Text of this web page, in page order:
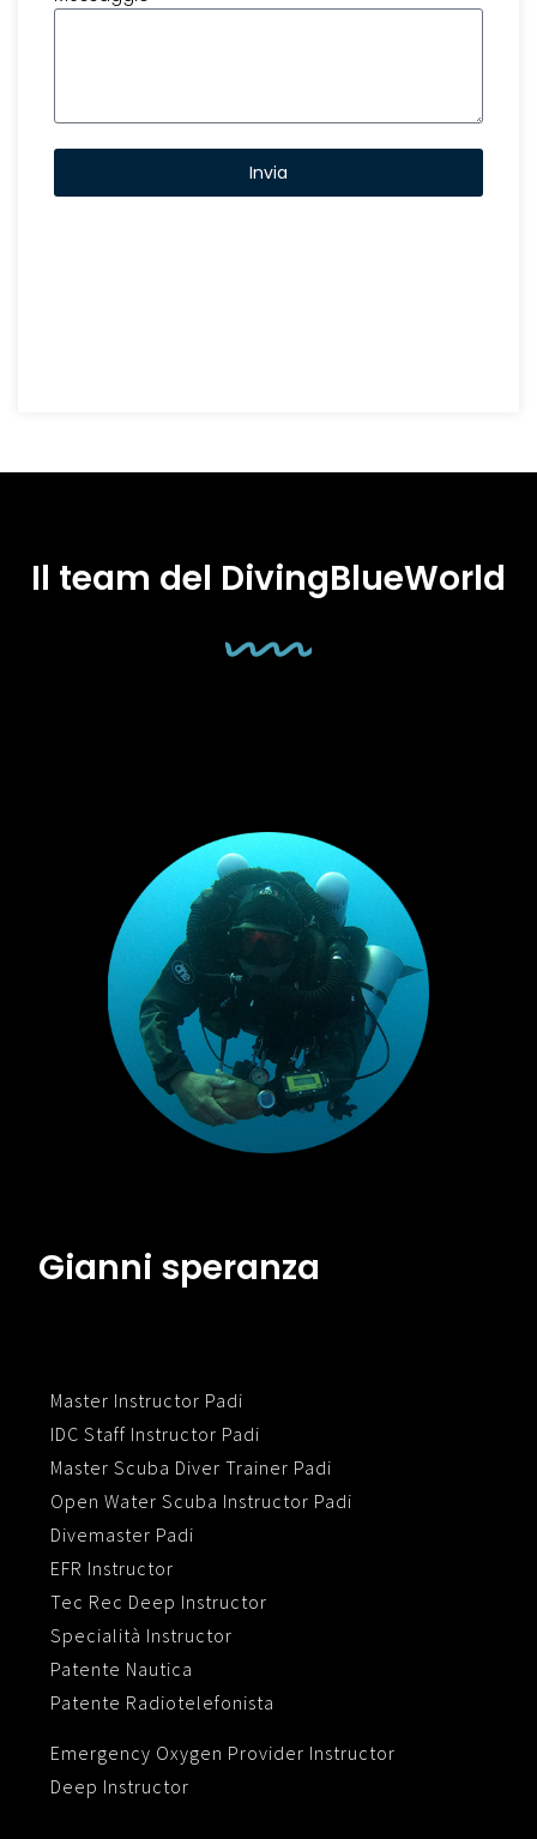
Invia
Il team del DivingBlueWorld
Gianni speranza
Master Instructor Padi
IDC Staff Instructor Padi
Master Scuba Diver Trainer Padi
Open Water Scuba Instructor Padi
Divemaster Padi
EFR Instructor
Tec Rec Deep Instructor
Specialità Instructor
Patente Nautica
Patente Radiotelefonista
Emergency Oxygen Provider Instructor
Deep Instructor